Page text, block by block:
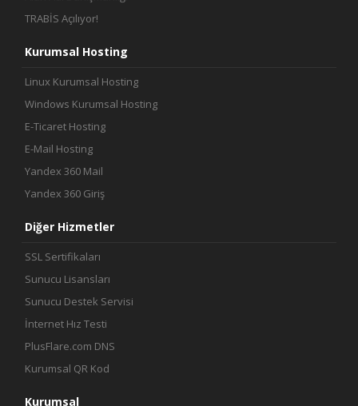
TRABİS Açılıyor!
Kurumsal Hosting
Linux Kurumsal Hosting
Windows Kurumsal Hosting
E-Ticaret Hosting
E-Mail Hosting
Yandex 360 Mail
Yandex 360 Giriş
Diğer Hizmetler
SSL Sertifikaları
Sunucu Lisansları
Sunucu Destek Servisi
İnternet Hız Testi
PlusFlare.com DNS
Kurumsal QR Kod
Kurumsal